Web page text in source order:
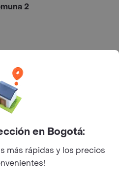
2
en Bogotá:
más rápidas y los precios